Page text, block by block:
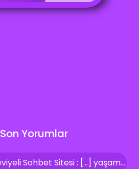
Son Yorumlar
SohbetKalbi.Net Seviyeli Sohbet Sitesi : […] yaşam kalitemizi artırıyor ve bize güven veriyor. İşte bizler, bu aynı özeni ve seviyeyi sohbet siteleri içerisinde de […]